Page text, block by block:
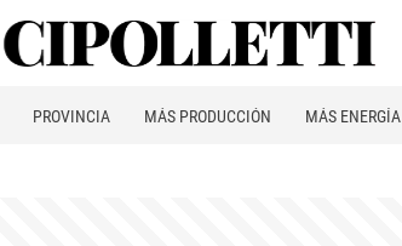
PROVINCIA MÁS PRODUCCIÓN MÁS ENERGÍA